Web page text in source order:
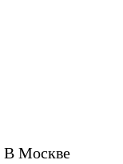
В Москве